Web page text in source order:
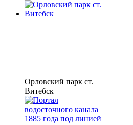
Орловский парк ст.
Витебск